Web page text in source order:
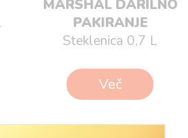
MARSHAL DARILNO
PAKIRANJE
Steklenica 0,7 L
Več